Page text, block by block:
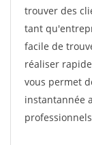
trouver des
tant
facile de
réaliser
vous permet
instantannée